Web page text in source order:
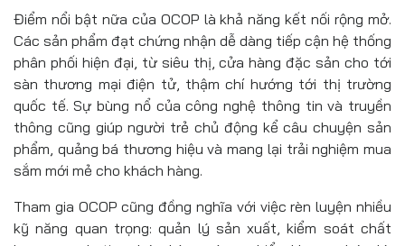
Điểm nổi bật nữa của OCOP là khả năng kết nối rộng mở.
Các sản phẩm đạt chứng nhận dễ dàng tiếp cận hệ thống
phân phối hiện đại, từ siêu thị, cửa hàng đặc sản cho tới
sàn thương mại điện tử, thậm chí hướng tới thị trường
quốc tế. Sự bùng nổ của công nghệ thông tin và truyền
thông cũng giúp người trẻ chủ động kể câu chuyện sản
phẩm, quảng bá thương hiệu và mang lại trải nghiệm mua
sắm mới mẻ cho khách hàng.
Tham gia OCOP cũng đồng nghĩa với việc rèn luyện nhiều
kỹ năng quan trọng: quản lý sản xuất, kiểm soát chất